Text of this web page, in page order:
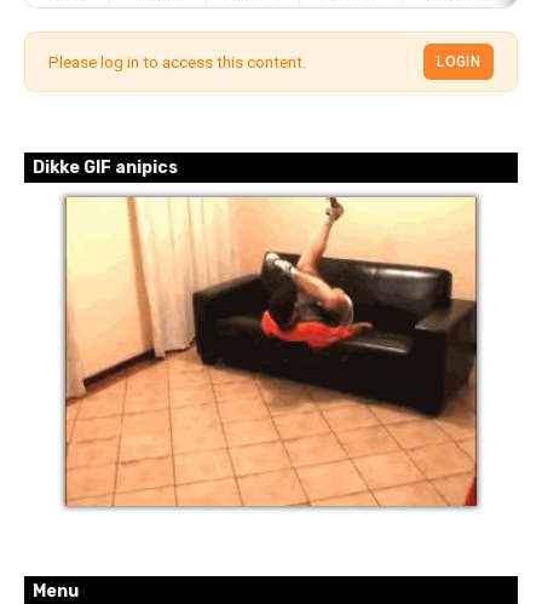
Please log in to access this content. LOGIN
Dikke GIF anipics
Menu